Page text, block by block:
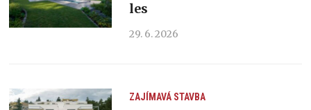
les
29. 6. 2026
ZAJÍMAVÁ STAVBA